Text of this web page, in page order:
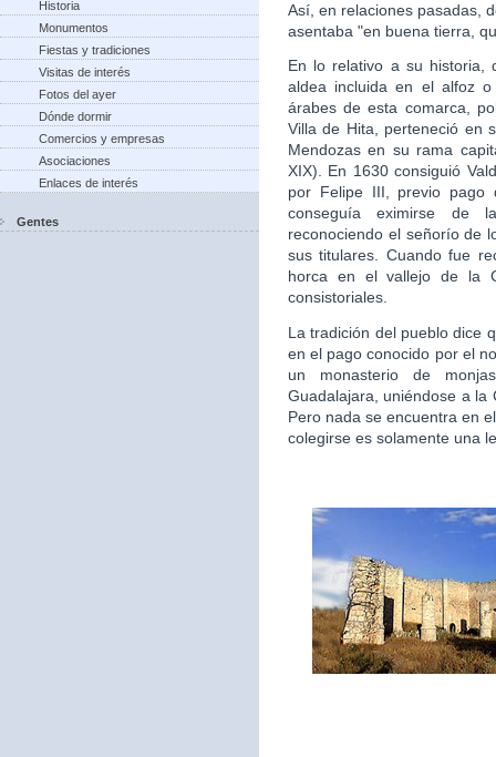
Historia
Monumentos
Fiestas y tradiciones
Visitas de interés
Fotos del ayer
Dónde dormir
Comercios y empresas
Asociaciones
Enlaces de interés
Gentes
Así, en relaciones pasadas,
asentaba "en buena tierra,
En lo relativo a su historia,
aldea incluida en el alfoz
árabes de esta comarca,
Villa de Hita, perteneció en
Mendozas en su rama
XIX). En 1630 consiguió
por Felipe III, previo pago
conseguía eximirse de
reconociendo el señorío de
sus titulares. Cuando fue
horca en el vallejo de la
consistoriales.
La tradición del pueblo dice
en el pago conocido por el
un monasterio de
Guadalajara, uniéndose a la
Pero nada se encuentra en
colegirse es solamente una